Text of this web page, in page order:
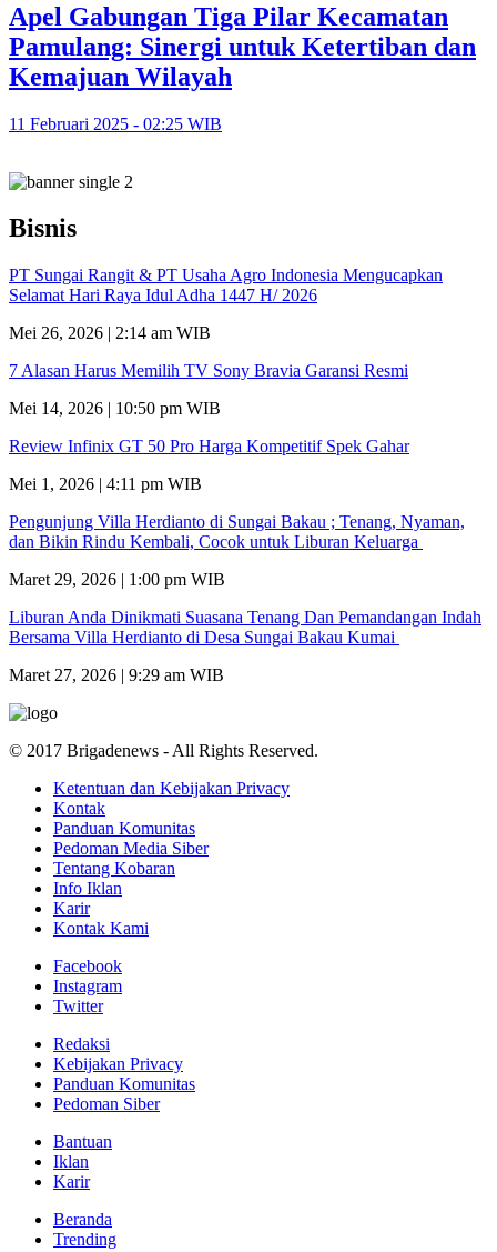
Apel Gabungan Tiga Pilar Kecamatan
Pamulang: Sinergi untuk Ketertiban dan
Kemajuan Wilayah
11 Februari 2025 - 02:25 WIB
Bisnis
PT Sungai Rangit & PT Usaha Agro Indonesia Mengucapkan
Selamat Hari Raya Idul Adha 1447 H/ 2026
Mei 26, 2026 | 2:14 am WIB
7 Alasan Harus Memilih TV Sony Bravia Garansi Resmi
Mei 14, 2026 | 10:50 pm WIB
Review Infinix GT 50 Pro Harga Kompetitif Spek Gahar
Mei 1, 2026 | 4:11 pm WIB
Pengunjung Villa Herdianto di Sungai Bakau ; Tenang, Nyaman,
dan Bikin Rindu Kembali, Cocok untuk Liburan Keluarga
Maret 29, 2026 | 1:00 pm WIB
Liburan Anda Dinikmati Suasana Tenang Dan Pemandangan Indah
Bersama Villa Herdianto di Desa Sungai Bakau Kumai
Maret 27, 2026 | 9:29 am WIB
© 2017 Brigadenews - All Rights Reserved.
Ketentuan dan Kebijakan Privacy
Kontak
Panduan Komunitas
Pedoman Media Siber
Tentang Kobaran
Info Iklan
Karir
Kontak Kami
Facebook
Instagram
Twitter
Redaksi
Kebijakan Privacy
Panduan Komunitas
Pedoman Siber
Bantuan
Iklan
Karir
Beranda
Trending